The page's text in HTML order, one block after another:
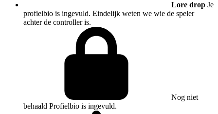
Lore drop Je
profielbio is ingevuld. Eindelijk weten we wie de speler
achter de controller is.
Nog niet
behaald Profielbio is ingevuld.